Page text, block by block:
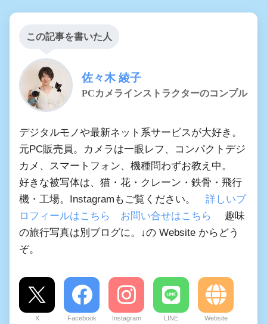
この記事を書いた人
佐々木 綾子
PCカメラインストラクターのコンプル
デジタルモノや最新ネット系サービスが大好き。
元PC販売員。カメラは一眼レフ、コンパクトデジ
カメ、スマートフォン、機種問わずお教え中。
好きな被写体は、猫・花・クレーン・鉄骨・飛行
機・工場。Instagramもご覧ください。 詳しいプ
ロフィールはこちら
お問い合せはこちら
趣味
の旅行写真は別ブログに。↓の Website からどう
ぞ。
X Facebook Instagram LINE Website